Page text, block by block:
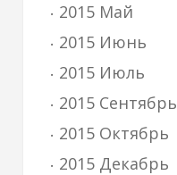
2015 Май
2015 Июнь
2015 Июль
2015 Сентябрь
2015 Октябрь
2015 Декабрь